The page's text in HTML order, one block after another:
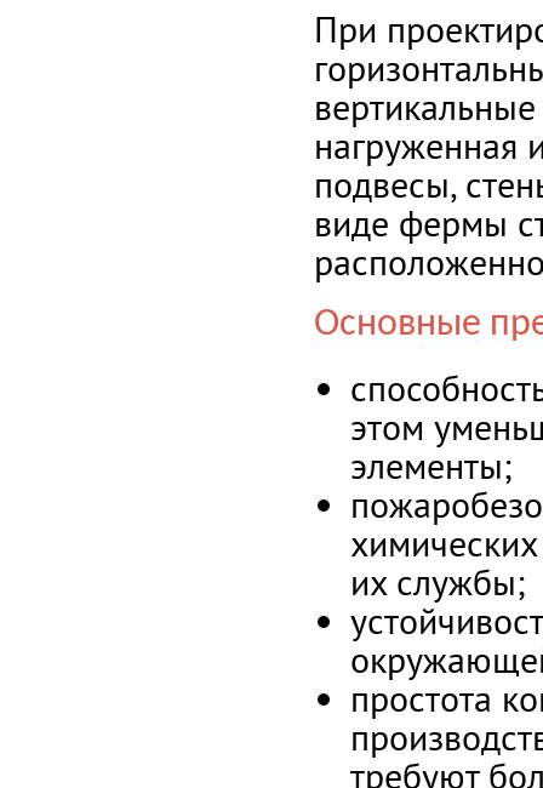
При
нагруженная
подвесы,
виде фермы
Основные
этом
элементы;
их службы;
простота
требуют